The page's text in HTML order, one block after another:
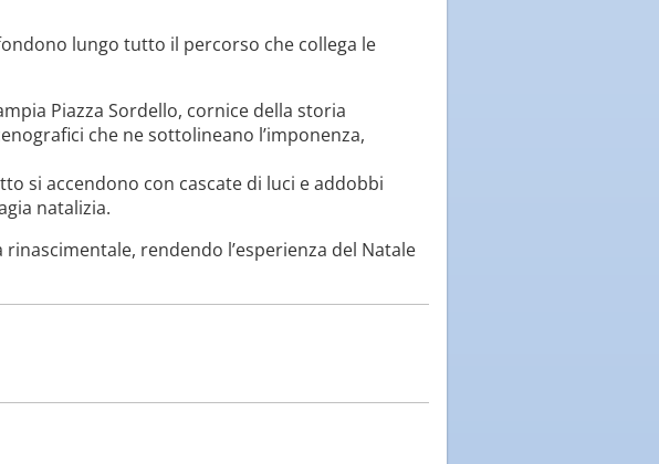
lungo tutto il percorso che collega le
Piazza Sordello, cornice della storia
che ne sottolineano l’imponenza,
si accendono con cascate di luci e addobbi
natalizia.
rendendo l’esperienza del Natale